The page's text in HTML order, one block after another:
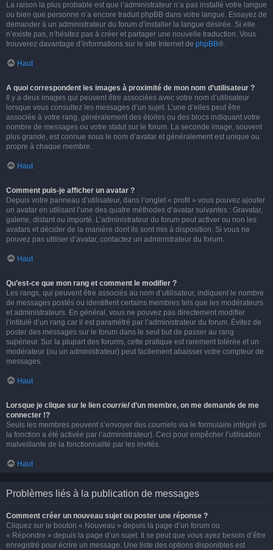
La raison la plus probable est que l’administrateur n’a pas installé votre langue
ou bien que personne n’a encore traduit phpBB dans votre langue. Essayez de
demander à un administrateur du forum d’installer la langue désirée. Si elle
n’existe pas, n’hésitez pas à créer et partager une nouvelle traduction. Vous
trouverez davantage d’informations sur le site Internet de phpBB®.
Haut
A quoi correspondent les images à proximité de mon nom d’utilisateur ?
Il y a deux images qui peuvent être associées avec votre nom d’utilisateur
lorsque vous consultez les messages d’un sujet. L’une d’elles peut être
associée à votre rang, généralement des étoiles ou des blocs indiquant votre
nombre de messages ou votre statut sur le forum. La seconde image, souvent
plus grande, est connue sous le nom d’avatar et généralement est unique ou
propre à chaque membre.
Haut
Comment puis-je afficher un avatar ?
Depuis votre panneau d’utilisateur, dans l’onglet « profil » vous pouvez ajouter
un avatar en utilisant l’une des quatre méthodes d’avatar suivantes : Gravatar,
galerie, distant ou importé. L’administrateur du forum peut activer ou non les
avatars et décider de la manière dont ils sont mis à disposition. Si vous ne
pouvez pas utiliser d’avatar, contactez un administrateur du forum.
Haut
Qu’est-ce que mon rang et comment le modifier ?
Les rangs, qui peuvent être associés au nom d’utilisateur, indiquent le nombre
de messages postés ou identifient certains membres tels que les modérateurs
et administrateurs. En général, vous ne pouvez pas directement modifier
l’intitulé d’un rang car il est paramétré par l’administrateur du forum. Évitez de
poster des messages sur le forum dans le seul but de passer au rang
supérieur. Sur la plupart des forums, cette pratique est rarement tolérée et un
modérateur (ou un administrateur) peut facilement abaisser votre compteur de
messages.
Haut
Lorsque je clique sur le lien courrield’un membre, on me demande de me
connecter !?
Seuls les membres peuvent s’envoyer des courriels via le formulaire intégré (si
la fonction a été activée par l’administrateur). Ceci pour empêcher l’utilisation
malveillante de la fonctionnalité par les invités.
Haut
Problèmes liés à la publication de messages
Comment créer un nouveau sujet ou poster une réponse ?
Cliquez sur le bouton « Nouveau » depuis la page d’un forum ou
« Répondre » depuis la page d’un sujet. Il se peut que vous ayez besoin d’être
enregistré pour écrire un message. Une liste des options disponibles est